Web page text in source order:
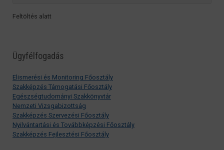
Feltöltés alatt
Ügyfélfogadás
Elismerési és Monitoring Főosztály
Szakképzés Támogatási Főosztály
Egészségtudományi Szakkönyvtár
Nemzeti Vizsgabizottság
Szakképzés Szervezési Főosztály
Nyilvántartási és Továbbképzési Főosztály
Szakképzés Fejlesztési Főosztály